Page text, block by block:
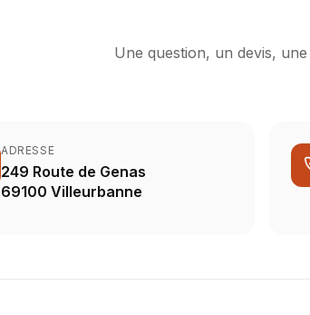
Une question, un devis,
ADRESSE
249 Route de Genas
69100 Villeurbanne